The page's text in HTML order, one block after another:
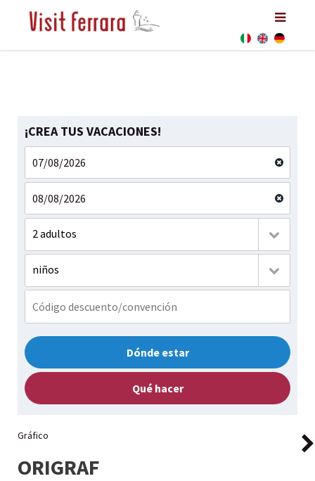
¡CREA TUS VACACIONES!
2 adultos
niños
Dónde estar
Qué hacer
Gráfico
ORIGRAF